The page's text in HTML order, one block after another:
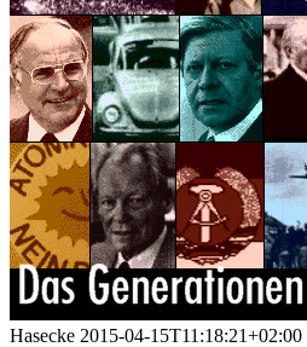
Hasecke 2015-04-15T11:18:21+02:00